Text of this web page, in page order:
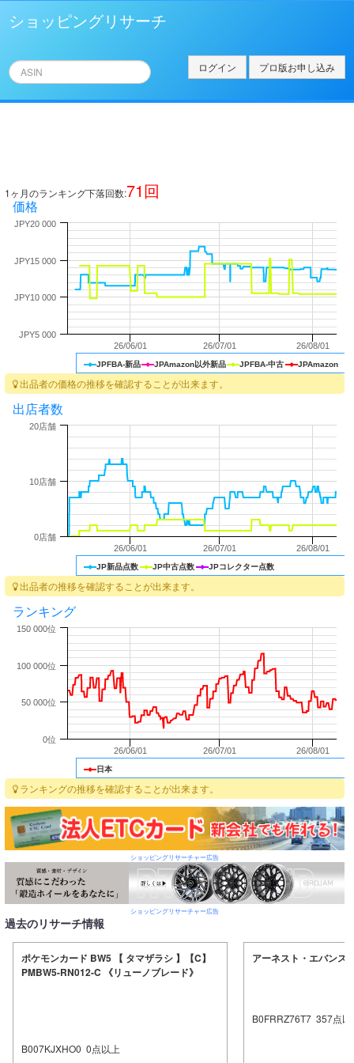
ショッピングリサーチ
ログイン プロ版お申し込み
1ヶ月のランキング下落回数:71回
価格
JPFBA-新品 JPAmazon以外新品 JPFBA-中古 JPAmazon
26/06/01 26/07/01 26/08/01
JPY10 000
JPY15 000
JPY20 000
JPY5 000
出品者の価格の推移を確認することが出来ます。
出店者数
JP新品点数 JP中古点数 JPコレクター点数
26/06/01 26/07/01 26/08/01
0店舗
10店舗
20店舗
出品者の推移を確認することが出来ます。
ランキング
日本
26/06/01 26/07/01 26/08/01
0位
50 000位
100 000位
150 000位
ランキングの推移を確認することが出来ます。
ショッピングリサーチャー広告
ショッピングリサーチャー広告
過去のリサーチ情報
ポケモンカード BW5 【 タマザラシ 】【C】
PMBW5-RN012-C 《リューノブレード》
B007KJXHO0 0点以上
アーネスト・エバン
B0FRRZ76T7 357点